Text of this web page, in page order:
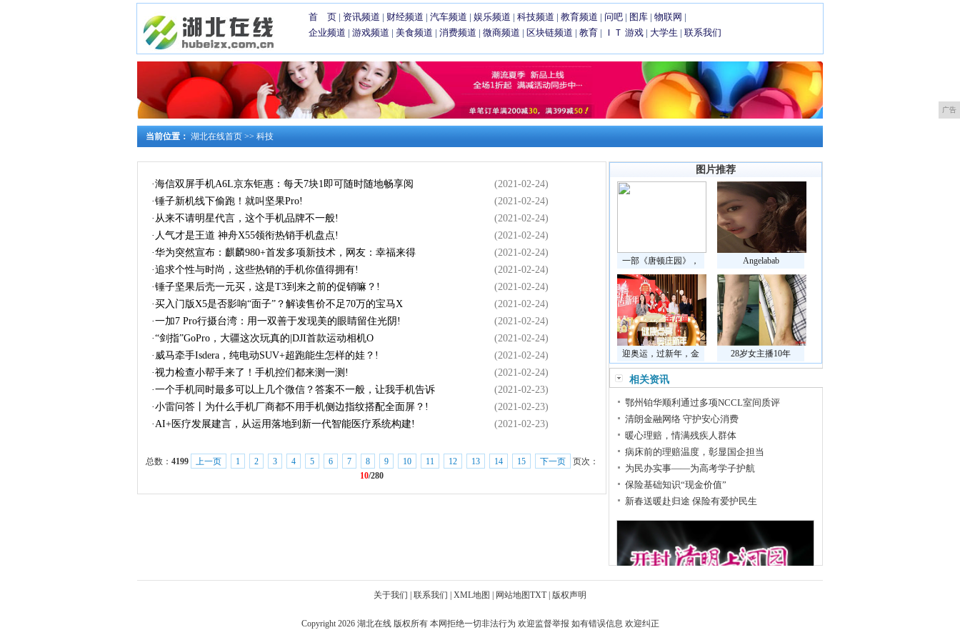
首 页 | 资讯频道 | 财经频道 | 汽车频道 | 娱乐频道 | 科技频道 | 教育频道 | 问吧 | 图库 | 物联网 |
企业频道 | 游戏频道 | 美食频道 | 消费频道 | 微商频道 | 区块链频道 | 教育 | ＩＴ 游戏 | 大学生 | 联系我们
广告
当前位置： 湖北在线首页 >> 科技
·海信双屏手机A6L京东钜惠：每天7块1即可随时随地畅享阅
(2021-02-24)
·锤子新机线下偷跑！就叫坚果Pro!
(2021-02-24)
· 从来不请明星代言，这个手机品牌不一般!
(2021-02-24)
· 人气才是王道 神舟X55领衔热销手机盘点!
(2021-02-24)
·华为突然宣布：麒麟980+首发多项新技术，网友：幸福来得
(2021-02-24)
·追求个性与时尚，这些热销的手机你值得拥有!
(2021-02-24)
·锤子坚果后壳一元买，这是T3到来之前的促销嘛？!
(2021-02-24)
·买入门版X5是否影响“面子”？解读售价不足70万的宝马X
(2021-02-24)
·一加7 Pro行摄台湾：用一双善于发现美的眼睛留住光阴!
(2021-02-24)
·“剑指”GoPro，大疆这次玩真的|DJI首款运动相机O
(2021-02-24)
· 威马牵手Isdera，纯电动SUV+超跑能生怎样的娃？!
(2021-02-24)
·视力检查小帮手来了！手机控们都来测一测!
(2021-02-24)
·一个手机同时最多可以上几个微信？答案不一般，让我手机告诉
(2021-02-23)
·小雷问答丨为什么手机厂商都不用手机侧边指纹搭配全面屏？!
(2021-02-23)
·AI+医疗发展建言，从运用落地到新一代智能医疗系统构建! (2021-02-23)
总数： 4199 上一页 1 2 3 4 5 6 7 8 9 10 11 12 13 14 15 下一页
页次：
10/280
图片推荐
一部《唐顿庄园》， Angelabab
迎奥运，过新年，金 28岁女主播10年
相关资讯
鄂州铂华顺利通过多项NCCL室间质评
清朗金融网络 守护安心消费
暖心理赔，情满残疾人群体
病床前的理赔温度，彰显国企担当
为民办实事——为高考学子护航
保险基础知识“现金价值”
新春送暖赴归途 保险有爱护民生
关于我们 联系我们 XML地图 网站地图TXT| 版权声明
Copyright 2026 湖北在线版权所有 本网拒绝一切非法行为 欢迎监督举报 如有错误信息 欢迎纠正